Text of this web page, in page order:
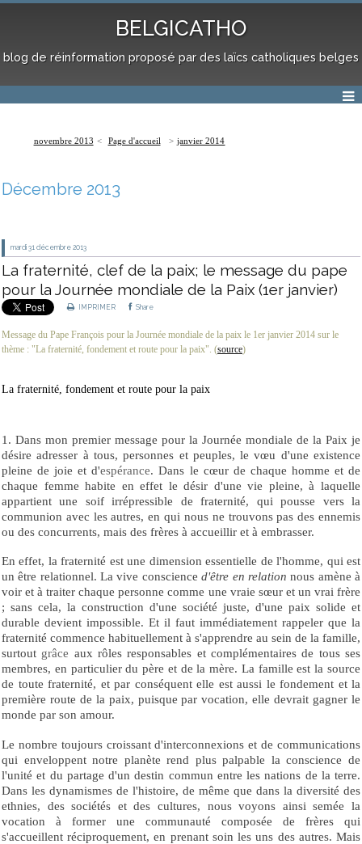
BELGICATHO
blog de réinformation proposé par des laïcs catholiques belges
novembre 2013 Page d'accueil janvier 2014
Décembre 2013
mardi 31 décembre 2013
La fraternité, clef de la paix; le message du pape
pour la Journée mondiale de la Paix (1er janvier)
IMPRIMER Share
Message du Pape François pour la Journée mondiale de la paix le 1er janvier 2014 sur le
thème : "La fraternité, fondement et route pour la paix". (source)
La fraternité, fondement et route pour la paix
1. Dans mon premier message pour la Journée mondiale de la Paix je
désire adresser à tous, personnes et peuples, le vœu d'une existence
pleine de joie et d'espérance. Dans le cœur de chaque homme et de
chaque femme habite en effet le désir d'une vie pleine, à laquelle
appartient une soif irrépressible de fraternité, qui pousse vers la
communion avec les autres, en qui nous ne trouvons pas des ennemis
ou des concurrents, mais des frères à accueillir et à embrasser.
En effet, la fraternité est une dimension essentielle de l'homme, qui est
un être relationnel. La vive conscienced'être en relation nous amène à
voir et à traiter chaque personne comme une vraie sœur et un vrai frère
; sans cela, la construction d'une société juste, d'une paix solide et
durable devient impossible. Et il faut immédiatement rappeler que la
fraternité commence habituellement à s'apprendre au sein de la famille,
surtout grâce aux rôles responsables et complémentaires de tous ses
membres, en particulier du père et de la mère. La famille est la source
de toute fraternité, et par conséquent elle est aussi le fondement et la
première route de la paix, puisque par vocation, elle devrait gagner le
monde par son amour.
Le nombre toujours croissant d'interconnexions et de communications
qui enveloppent notre planète rend plus palpable la conscience de
l'unité et du partage d'un destin commun entre les nations de la terre.
Dans les dynamismes de l'histoire, de même que dans la diversité des
ethnies, des sociétés et des cultures, nous voyons ainsi semée la
vocation à former une communauté composée de frères qui
s'accueillent réciproquement, en prenant soin les uns des autres. Mais